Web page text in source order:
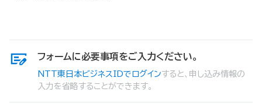
フォームに必要事項をご入力ください。
NTT東日本ビジネスIDでログインすると、申し込み情報の
入力を省略することができます。